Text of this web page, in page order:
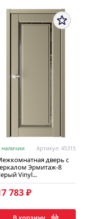
наличии Артикул: 45315
дверь с
Эрмитаж-8
Vinyl...
783 ₽